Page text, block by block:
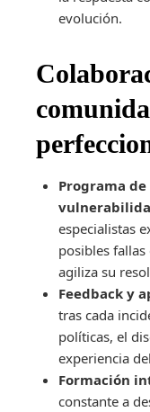
evolución.
Programa
especialistas
posibles
agiliza su
Feedback y
tras cada
políticas, el
experiencia
Formación
constante a